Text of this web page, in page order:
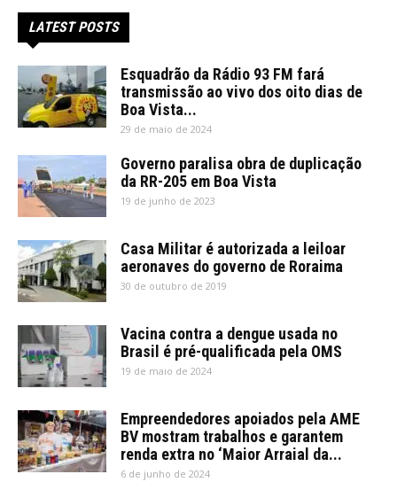
LATEST POSTS
Esquadrão da Rádio 93 FM fará
transmissão ao vivo dos oito dias de
Boa Vista...
29 de maio de 2024
Governo paralisa obra de duplicação
da RR-205 em Boa Vista
19 de junho de 2023
Casa Militar é autorizada a leiloar
aeronaves do governo de Roraima
30 de outubro de 2019
Vacina contra a dengue usada no
Brasil é pré-qualificada pela OMS
19 de maio de 2024
Empreendedores apoiados pela AME
BV mostram trabalhos e garantem
renda extra no ‘Maior Arraial da...
6 de junho de 2024